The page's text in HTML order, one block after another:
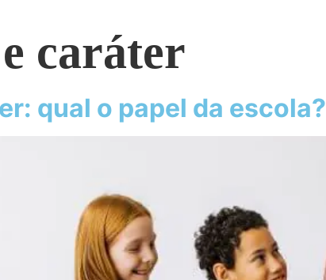
caráter
qual o papel da escola?